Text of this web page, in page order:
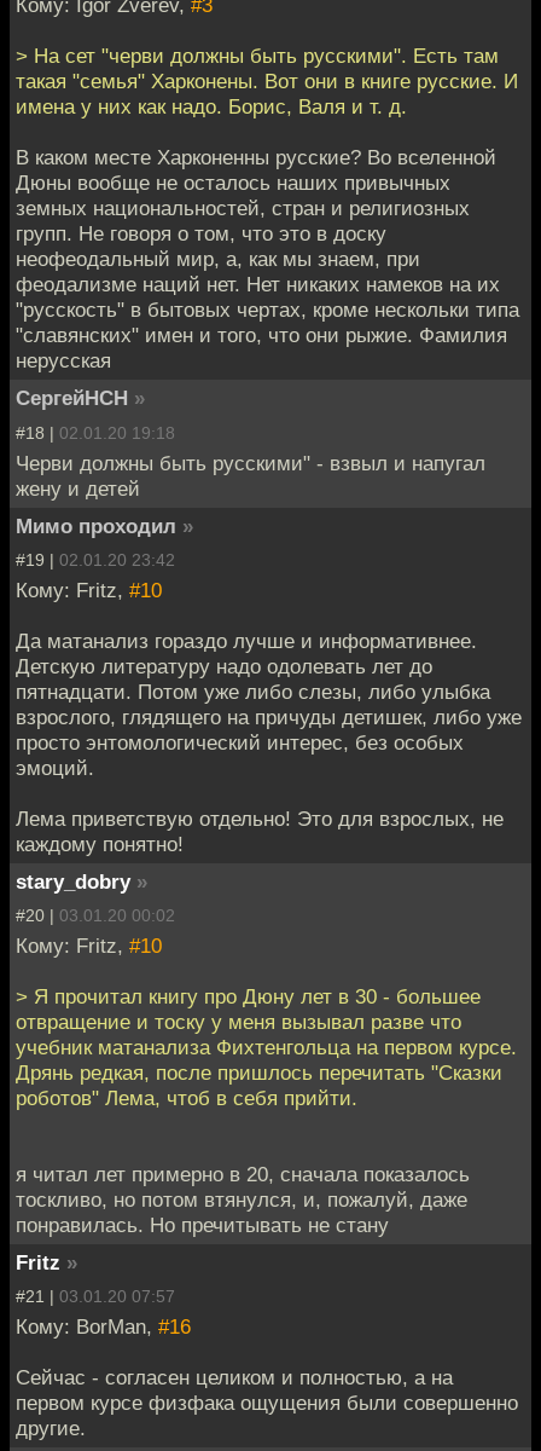
Кому: Igor Zverev, #3
> На сет "черви должны быть русскими". Есть там
такая "семья" Харконены. Вот они в книге русские. И
имена у них как надо. Борис, Валя и т. д.
В каком месте Харконенны русские? Во вселенной
Дюны вообще не осталось наших привычных
земных национальностей, стран и религиозных
групп. Не говоря о том, что это в доску
неофеодальный мир, а, как мы знаем, при
феодализме наций нет. Нет никаких намеков на их
"русскость" в бытовых чертах, кроме нескольки типа
"славянских" имен и того, что они рыжие. Фамилия
нерусская
СергейНСН »
#18 | 02.01.20 19:18
Черви должны быть русскими" - взвыл и напугал
жену и детей
Мимо проходил »
#19 | 02.01.20 23:42
Кому: Fritz, #10
Да матанализ гораздо лучше и информативнее.
Детскую литературу надо одолевать лет до
пятнадцати. Потом уже либо слезы, либо улыбка
взрослого, глядящего на причуды детишек, либо уже
просто энтомологический интерес, без особых
эмоций.
Лема приветствую отдельно! Это для взрослых, не
каждому понятно!
stary_dobry »
#20 | 03.01.20 00:02
Кому: Fritz, #10
> Я прочитал книгу про Дюну лет в 30 - большее
отвращение и тоску у меня вызывал разве что
учебник матанализа Фихтенгольца на первом курсе.
Дрянь редкая, после пришлось перечитать "Сказки
роботов" Лема, чтоб в себя прийти.
я читал лет примерно в 20, сначала показалось
тоскливо, но потом втянулся, и, пожалуй, даже
понравилась. Но пречитывать не стану
Fritz »
#21 | 03.01.20 07:57
Кому: BorMan, #16
Сейчас - согласен целиком и полностью, а на
первом курсе физфака ощущения были совершенно
другие.